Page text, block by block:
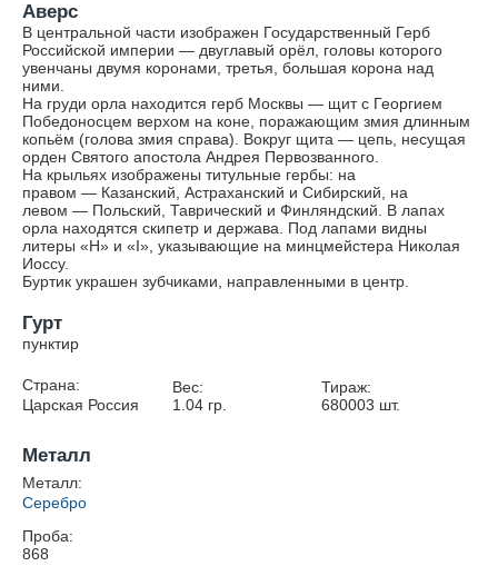
Аверс
В центральной части изображен Государственный Герб
Российской империи — двуглавый орёл, головы которого
увенчаны двумя коронами, третья, большая корона над
ними.
На груди орла находится герб Москвы — щит с Георгием
Победоносцем верхом на коне, поражающим змия длинным
копьём (голова змия справа). Вокруг щита — цепь, несущая
орден Святого апостола Андрея Первозванного.
На крыльях изображены титульные гербы: на
правом — Казанский, Астраханский и Сибирский, на
левом — Польский, Таврический и Финляндский. В лапах
орла находятся скипетр и держава. Под лапами видны
литеры «Н» и «I», указывающие на минцмейстера Николая
Иоссу.
Буртик украшен зубчиками, направленными в центр.
Гурт
пунктир
Страна:
Царская Россия
Вес:
1.04гр.
Тираж:
680003 шт.
Металл
Металл:
Серебро
Проба:
868